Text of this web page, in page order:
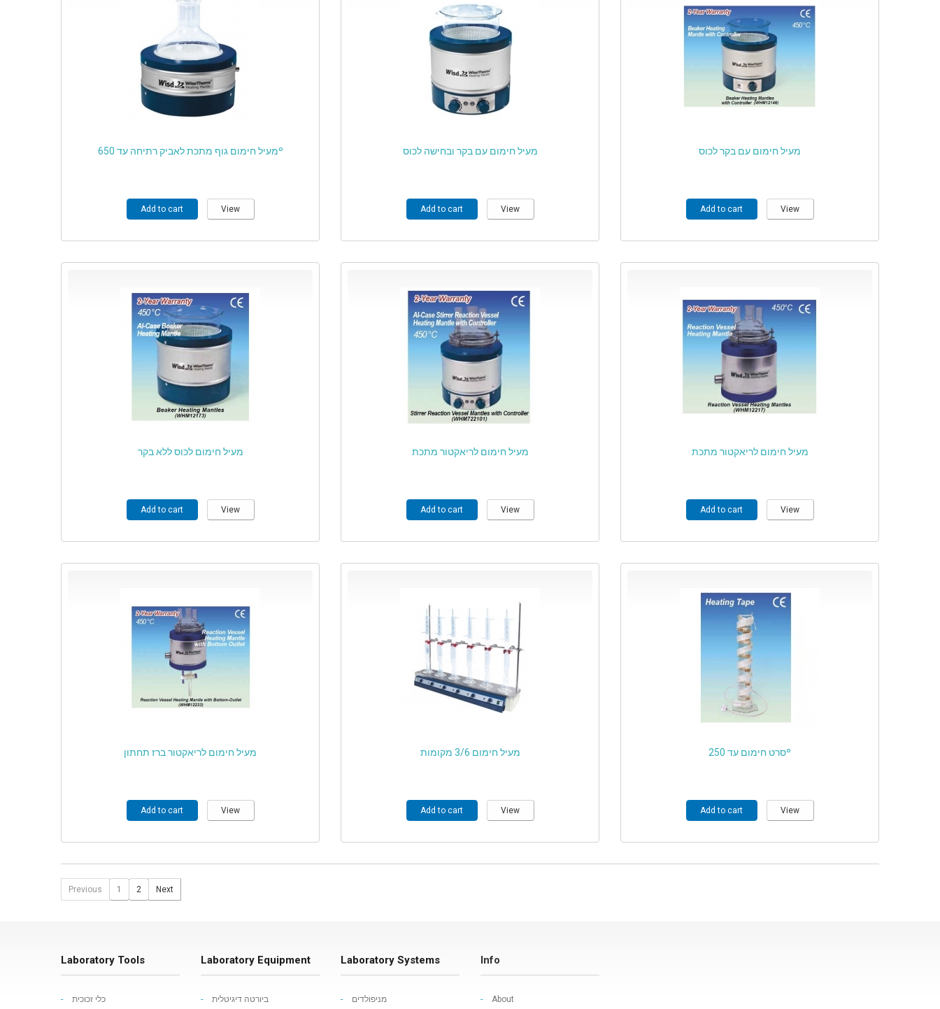
מעיל חימום גוף מתכת לאביק רתיחה עד 650º
Add to cart View
מעיל חימום עם בקר ובחישה לכוס
Add to cart View
מעיל חימום עם בקר לכוס
Add to cart View
מעיל חימום לכוס ללא בקר
Add to cart View
מעיל חימום לריאקטור מתכת
Add to cart View
מעיל חימום לריאקטור מתכת
Add to cart View
מעיל חימום לריאקטור ברז תחתון
Add to cart View
מעיל חימום 3/6 מקומות
Add to cart View
סרט חימום עד 250º
Add to cart View
Previous 1 2 Next
Laboratory Tools
כלי זכוכית
Laboratory Equipment
ביורטה דיגיטלית
Laboratory Systems
מניפולדים
Info
About